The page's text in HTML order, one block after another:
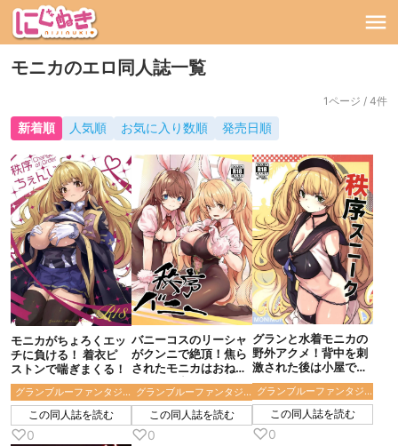
モニカのエロ同人誌一覧
1ページ / 4件
新着順 人気順 お気に入り数順 発売日順
モニカがちょろくエッ
チに負ける！ 着衣ピ
ストンで喘ぎまくる！
グランブルーファンタジー
この同人誌を読む
♡0
バニーコスのリーシャ
がクンニで絶頂！焦ら
されたモニカはおねだ
りして正常位でハメら
れ激しく突かれる！
グランブルーファンタジー
この同人誌を読む
♡0
グランと水着モニカの
野外アクメ！背中を刺
激された後は小屋で熱
いセックス！
グランブルーファンタジー
この同人誌を読む
♡0